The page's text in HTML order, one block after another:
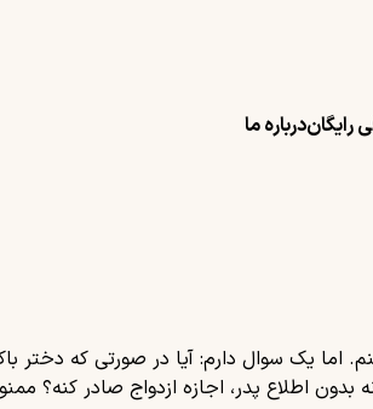
رایگاندرباره ما
اما یک سوال دارم: آیا در صورتی که دختر
بدون اطلاع پدر، اجازه ازدواج صادر کنه؟